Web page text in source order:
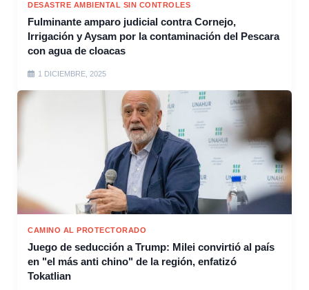
DESASTRE AMBIENTAL SIN CONTROLES
Fulminante amparo judicial contra Cornejo,
Irrigación y Aysam por la contaminación del Pescara
con agua de cloacas
1 DICIEMBRE, 2025
CAMINO AL PROTECTORADO
Juego de seducción a Trump: Milei convirtió al país
en "el más anti chino" de la región, enfatizó
Tokatlian